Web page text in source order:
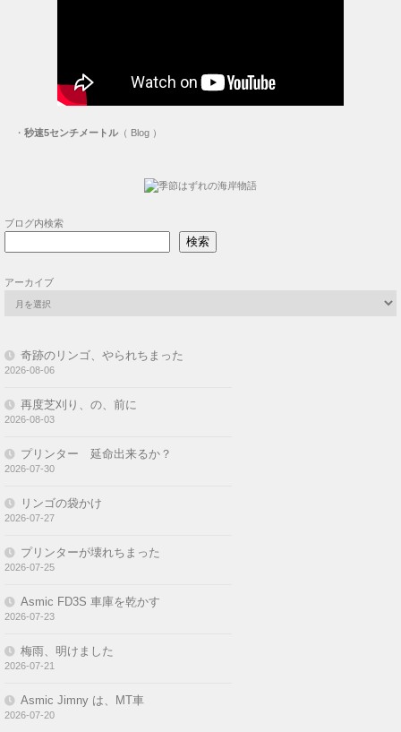
・ 秒速5センチメートル（ Blog ）
ブログ内検索
検索
アーカイブ
奇跡のリンゴ、やられちまった
2026-08-06
再度芝刈り、の、前に
2026-08-03
プリンター 延命出来るか？
2026-07-30
リンゴの袋かけ
2026-07-27
プリンターが壊れちまった
2026-07-25
Asmic FD3S 車庫を乾かす
2026-07-23
梅雨、明けました
2026-07-21
Asmic Jimny は、MT車
2026-07-20